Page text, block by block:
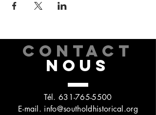
CONTACT
NOUS
Tél. 631-765-5500
E-mail. info@southoldhistorical.org